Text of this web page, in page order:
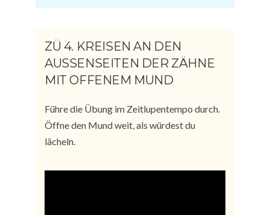
ZÜ 4. KREISEN AN DEN
AUSSENSEITEN DER ZÄHNE M
IT OFFENEM MUND
Führe die Übung im Zeitlupentempo durch.
Öffne den Mund weit, als würdest du
lächeln.